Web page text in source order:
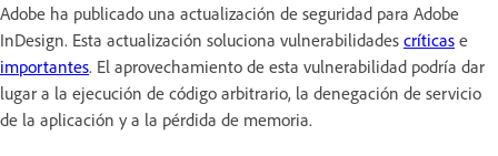
Adobe ha publicado una actualización de seguridad para Adobe
InDesign. Esta actualización soluciona vulnerabilidades críticas e
importantes. El aprovechamiento de esta vulnerabilidad podría dar
lugar a la ejecución de código arbitrario, la denegación de servicio
de la aplicación y a la pérdida de memoria.